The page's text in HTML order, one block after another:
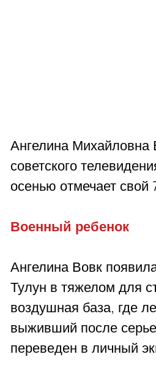
Ангелина Михайловна
советского
осенью отмечает
Военный ребенок
Ангелина Вовк
Тулун в тяжелом для
воздушная база, где
выживший после
переведен в личный